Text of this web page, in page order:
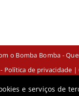
o Bomba Bomba -
- Política de privacidade |
InstagramFacebook
X
e serviços de